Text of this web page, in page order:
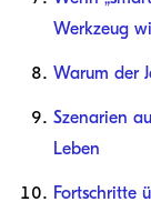
Werkzeug
Warum der
Szenarien
Leben
Fortschritte